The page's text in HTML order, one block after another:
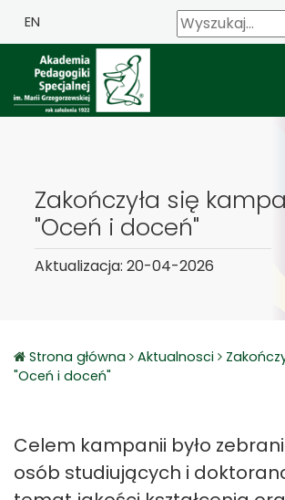
EN
Zakończyła się
"Oceń i doceń"
Aktualizacja: 20-04-2026
Strona główna Aktualnosci
"Oceń i doceń"
Celem kampanii było
osób studiujących i